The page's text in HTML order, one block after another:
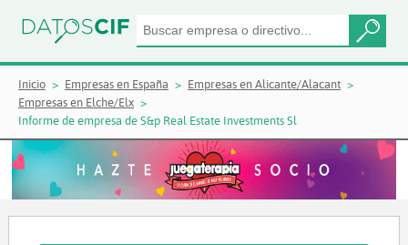
Inicio Empresas en España
Empresas en Alicante/Alacant
Empresas en Elche/Elx
Informe de empresa de S&p Real Estate Investments Sl